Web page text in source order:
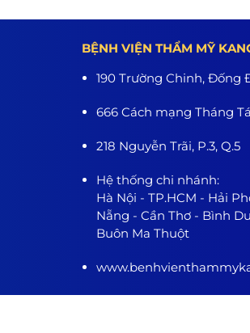
BỆNH VIỆN THẨM MỸ
190 Trường Chinh, Đống
666 Cách mạng Tháng
218 Nguyễn Trãi, P.3, Q.5
Hệ thống chi nhánh:
Hà Nội - TP.HCM - Hải
Nẵng - Cần Thơ - Bình
Buôn Ma Thuột